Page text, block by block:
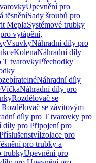
Upevnění pro
těsněníSady šroubů pro
MeplaSystémové trubky
vytápění,
VsuvkyNáhradní díly pro
KolenaNáhradní díly
T tvarovkyPřechodky
Náhradní díly
VíčkaNáhradní díly pro
Rozdělovač se
se závitovým
díly pro T tvarovky pro
díly pro Připojení pro
Izolace pro
pro trubky a
trubkyUpevnění pro